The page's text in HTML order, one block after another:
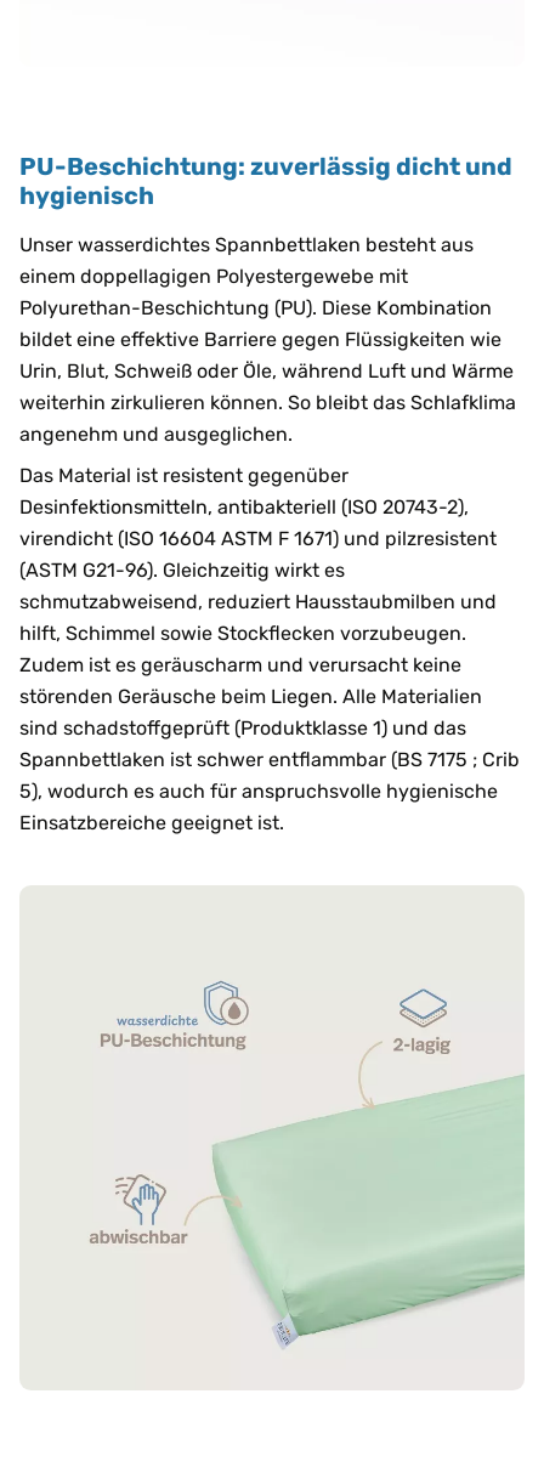
PU-Beschichtung: zuverlässig dicht und
hygienisch
Unser wasserdichtes Spannbettlaken besteht aus
einem doppellagigen Polyestergewebe mit
Polyurethan-Beschichtung (PU). Diese Kombination
bildet eine effektive Barriere gegen Flüssigkeiten wie
Urin, Blut, Schweiß oder Öle, während Luft und Wärme
weiterhin zirkulieren können. So bleibt das Schlafklima
angenehm und ausgeglichen.
Das Material ist resistent gegenüber
Desinfektionsmitteln, antibakteriell (ISO 20743-2),
virendicht (ISO 16604 ASTM F 1671) und pilzresistent
(ASTM G21-96). Gleichzeitig wirkt es
schmutzabweisend, reduziert Hausstaubmilben und
hilft, Schimmel sowie Stockflecken vorzubeugen.
Zudem ist es geräuscharm und verursacht keine
störenden Geräusche beim Liegen. Alle Materialien
sind schadstoffgeprüft (Produktklasse 1) und das
Spannbettlaken ist schwer entflammbar (BS 7175 ; Crib
5), wodurch es auch für anspruchsvolle hygienische
Einsatzbereiche geeignet ist.